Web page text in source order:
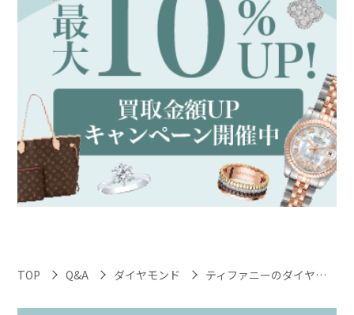
TOP Q&A ダイヤモンド ティファニーのダイヤモンドジュエリーを買取に出すとき、箱や証明書がなくても大丈夫ですか？